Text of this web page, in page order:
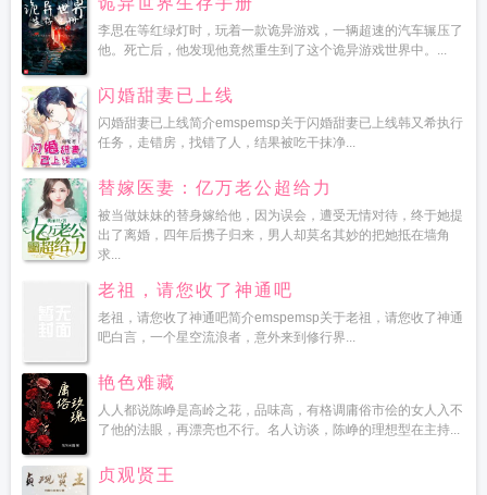
李思在等红绿灯时，玩着一款诡异游戏，一辆超速的汽车辗压了
他。死亡后，他发现他竟然重生到了这个诡异游戏世界中。...
闪婚甜妻已上线
闪婚甜妻已上线简介emspemsp关于闪婚甜妻已上线韩又希执行
任务，走错房，找错了人，结果被吃干抹净...
替嫁医妻：亿万老公超给力
被当做妹妹的替身嫁给他，因为误会，遭受无情对待，终于她提
出了离婚，四年后携子归来，男人却莫名其妙的把她抵在墙角
求...
老祖，请您收了神通吧
老祖，请您收了神通吧简介emspemsp关于老祖，请您收了神通
吧白言，一个星空流浪者，意外来到修行界...
艳色难藏
人人都说陈峥是高岭之花，品味高，有格调庸俗市侩的女人入不
了他的法眼，再漂亮也不行。名人访谈，陈峥的理想型在主持...
贞观贤王